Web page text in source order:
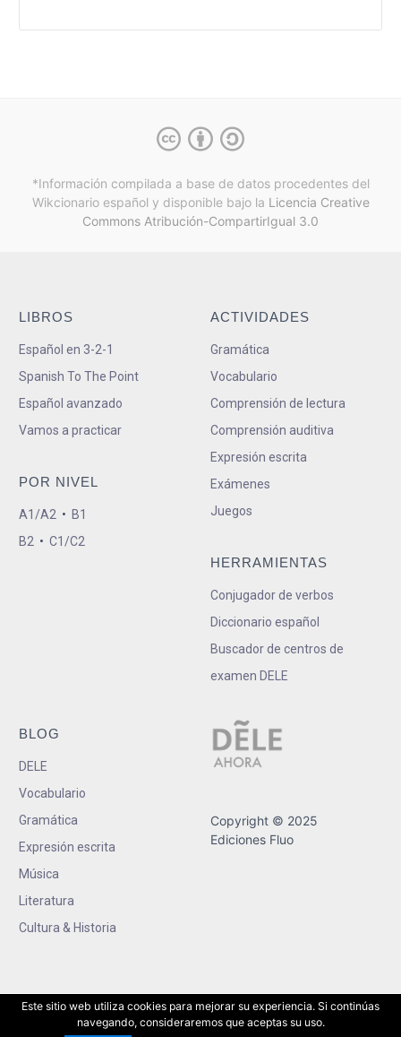
*Información compilada a base de datos procedentes del
Wikcionario español y disponible bajo la Licencia Creative
Commons Atribución-CompartirIgual 3.0
LIBROS
Español en 3-2-1
Spanish To The Point
Español avanzado
Vamos a practicar
POR NIVEL
A1/A2 • B1
B2 • C1/C2
ACTIVIDADES
Gramática
Vocabulario
Comprensión de lectura
Comprensión auditiva
Expresión escrita
Exámenes
Juegos
HERRAMIENTAS
Conjugador de verbos
Diccionario español
Buscador de centros de
examen DELE
BLOG
DELE
Vocabulario
Gramática
Expresión escrita
Música
Literatura
Cultura & Historia
Copyright © 2025
Ediciones Fluo
Este sitio web utiliza cookies para mejorar su experiencia. Si continúas
navegando, consideraremos que aceptas su uso.